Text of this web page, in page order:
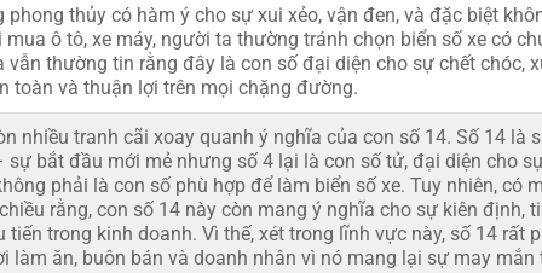
phong thủy có hàm ý cho sự xui xẻo, vận đen, và đặc biệt
mua ô tô, xe máy, người ta thường tránh chọn biển số xe có
vẫn thường tin rằng đây là con số đại diện cho sự chết chóc,
toàn và thuận lợi trên mọi chặng đường.
nhiều tranh cãi xoay quanh ý nghĩa của con số 14. Số 14 là
sự bắt đầu mới mẻ nhưng số 4 lại là con số tử, đại diện cho
phải là con số phù hợp để làm biển số xe. Tuy nhiên, có
rằng, con số 14 này còn mang ý nghĩa cho sự kiên định,
tiến trong kinh doanh. Vì thế, xét trong lĩnh vực này, số 14 rất
làm ăn, buôn bán và doanh nhân vì nó mang lại sự may mắn